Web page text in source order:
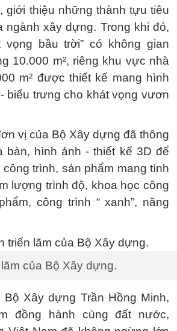
giới thiệu những thành tựu tiêu
ngành xây dựng. Trong khi đó,
vọng bầu trời” có không gian
10.000 m², riêng khu vực nhà
m² được thiết kế mang hình
biểu trưng cho khát vọng vươn
vị của Bộ Xây dựng đã thông
bàn, hình ảnh - thiết kế 3D để
trình, sản phẩm mang tính
lượng trình độ, khoa học công
công trình “ xanh”, năng
của Bộ Xây dựng.
Xây dựng Trần Hồng Minh,
đồng hành cùng đất nước,